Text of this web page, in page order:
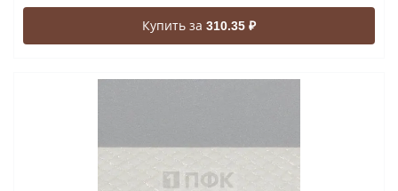
Купить за 310.35 ₽